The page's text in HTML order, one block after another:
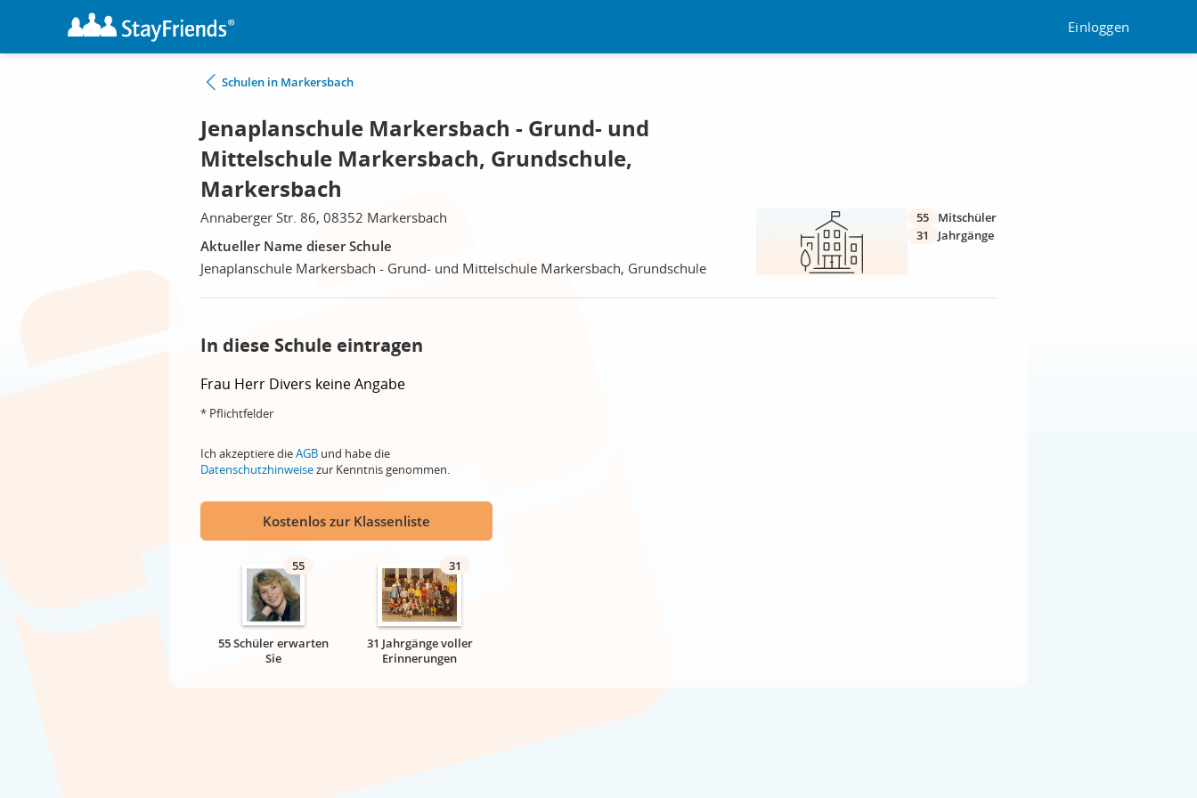
Einloggen
Schulen in Markersbach
Jenaplanschule Markersbach - Grund- und
Mittelschule Markersbach, Grundschule,
Markersbach
Annaberger Str. 86, 08352 Markersbach
Aktueller Name dieser Schule
Jenaplanschule Markersbach - Grund- und Mittelschule Markersbach, Grundschule
55
Mitschüler
31
Jahrgänge
In diese Schule eintragen
Frau Herr Divers keine Angabe
* Pflichtfelder
Ich akzeptiere dieAGB und habe die
Datenschutzhinweisezur Kenntnis genommen.
Kostenlos zur Klassenliste
55
55 Schüler erwarten
Sie
31
31 Jahrgänge voller
Erinnerungen